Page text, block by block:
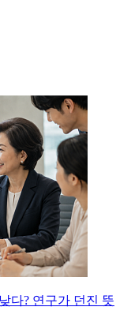
다? 연구가 던진 뜻